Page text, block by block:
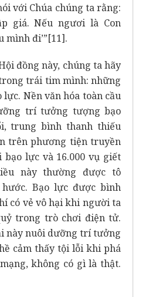
với Chúa chúng ta rằng:
giá. Nếu ngươi là Con
mình đi’”[11].
đồng này, chúng ta hãy
trái tim mình: những
Nền văn hóa toàn cầu
trí tưởng tượng bạo
trung bình thanh thiếu
trên phương tiện truyền
bạo lực và 16.000 vụ giết
này thường được tô
Bạo lực được bình
có vẻ vô hại khi người ta
trong trò chơi điện tử.
này nuôi dưỡng trí tưởng
cảm thấy tội lỗi khi phá
không có gì là thật.